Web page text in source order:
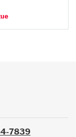
7839